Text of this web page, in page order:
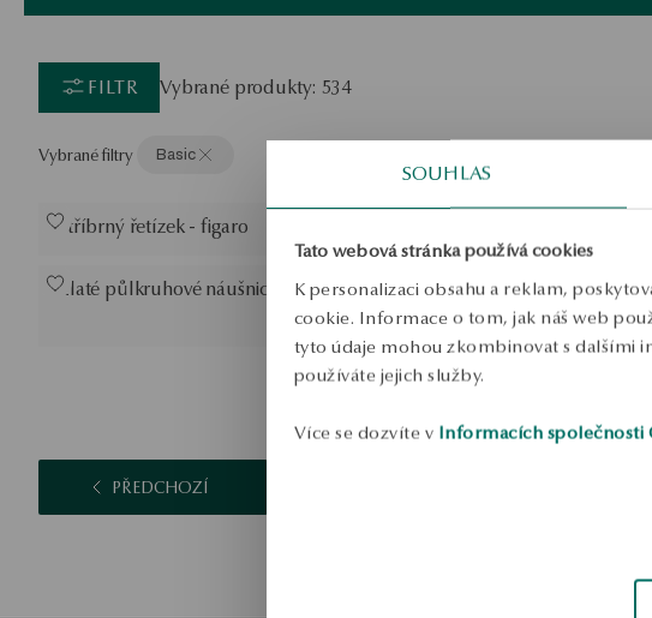
SOUHLAS
Tato webová stránka používá cookies
K personalizaci obsahu a reklam,
cookie. Informace o tom, jak náš web
tyto údaje mohou zkombinovat s dalšími
používáte jejich služby.
Více se dozvíte v Informacích společnosti
FILTR Vybrané produkty: 534
Vybrané filtry Basic
Stříbrný řetízek - figaro
Zlaté půlkruhové náušnice - Simple
Stříbrný náramek s
- kuličky - Palette
PŘEDCHOZÍ